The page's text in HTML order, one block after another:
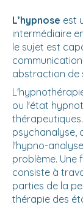
L’hypnose est
intermédiaire
le sujet est
abstraction de
ou l'état
psychanalyse,
l'hypno-
problème. Une
consiste à
parties de la
thérapie des